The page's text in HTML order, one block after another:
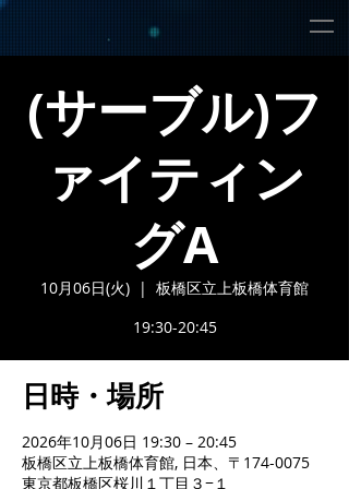
(サーブル)フ
ァイティン
グA
10月06日(火)
  |
板橋区立上板橋体育館
19:30-20:45
日時・場所
2026年10月06日 19:30 – 20:45
板橋区立上板橋体育館, 日本、〒174-0075
東京都板橋区桜川１丁目３−１